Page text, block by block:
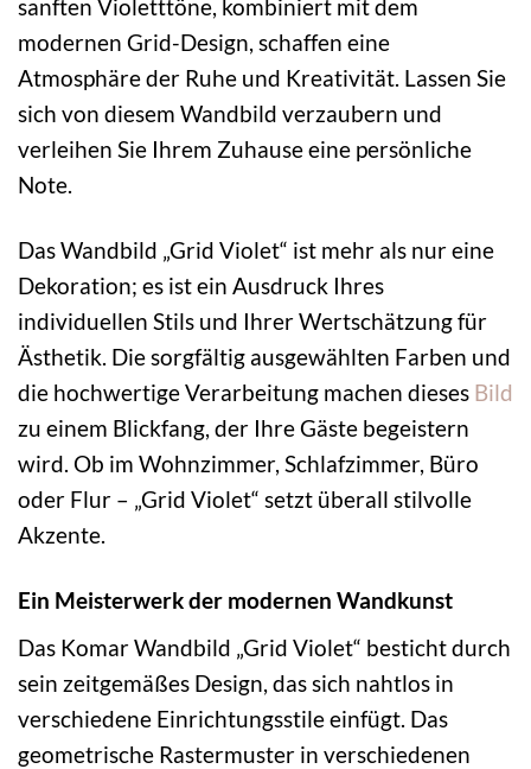
sanften Violetttöne, kombiniert mit dem
modernen Grid-Design, schaffen eine
Atmosphäre der Ruhe und Kreativität. Lassen Sie
sich von diesem Wandbild verzaubern und
verleihen Sie Ihrem Zuhause eine persönliche
Note.
Das Wandbild „Grid Violet“ ist mehr als nur eine
Dekoration; es ist ein Ausdruck Ihres
individuellen Stils und Ihrer Wertschätzung für
Ästhetik. Die sorgfältig ausgewählten Farben und
die hochwertige Verarbeitung machen dieses Bild
zu einem Blickfang, der Ihre Gäste begeistern
wird. Ob im Wohnzimmer, Schlafzimmer, Büro
oder Flur – „Grid Violet“ setzt überall stilvolle
Akzente.
Ein Meisterwerk der modernen Wandkunst
Das Komar Wandbild „Grid Violet“ besticht durch
sein zeitgemäßes Design, das sich nahtlos in
verschiedene Einrichtungsstile einfügt. Das
geometrische Rastermuster in verschiedenen